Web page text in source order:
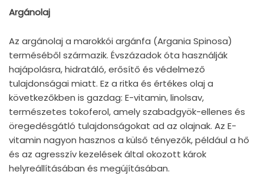
Argánolaj
Az argánolaj a marokkói argánfa (Argania Spinosa)
terméséből származik. Évszázadok óta használják
hajápolásra, hidratáló, erősítő és védelmező
tulajdonságai miatt. Ez a ritka és értékes olaj a
következőkben is gazdag: E-vitamin, linolsav,
természetes tokoferol, amely szabadgyök-ellenes és
öregedésgátló tulajdonságokat ad az olajnak. Az E-
vitamin nagyon hasznos a külső tényezők, például a hő
és az agresszív kezelések által okozott károk
helyreállításában és megújításában.